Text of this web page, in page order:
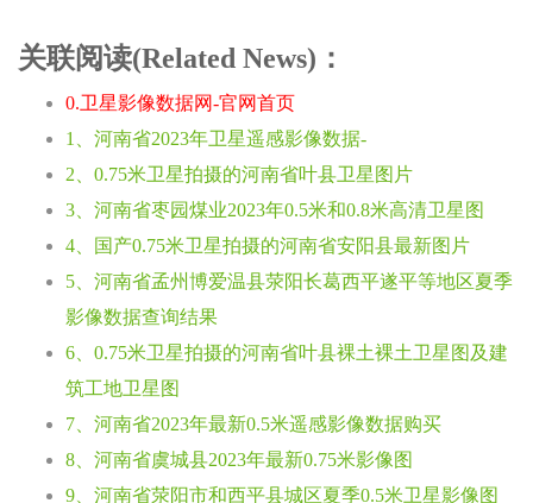
关联阅读(Related News)：
0.卫星影像数据网-官网首页
1、河南省2023年卫星遥感影像数据-
2、0.75米卫星拍摄的河南省叶县卫星图片
3、河南省枣园煤业2023年0.5米和0.8米高清卫星图
4、国产0.75米卫星拍摄的河南省安阳县最新图片
5、河南省孟州博爱温县荥阳长葛西平遂平等地区夏季
影像数据查询结果
6、0.75米卫星拍摄的河南省叶县裸土裸土卫星图及建
筑工地卫星图
7、河南省2023年最新0.5米遥感影像数据购买
8、河南省虞城县2023年最新0.75米影像图
9、河南省荥阳市和西平县城区夏季0.5米卫星影像图